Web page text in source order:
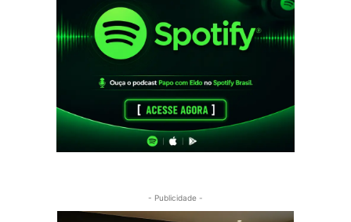
- Publicidade -